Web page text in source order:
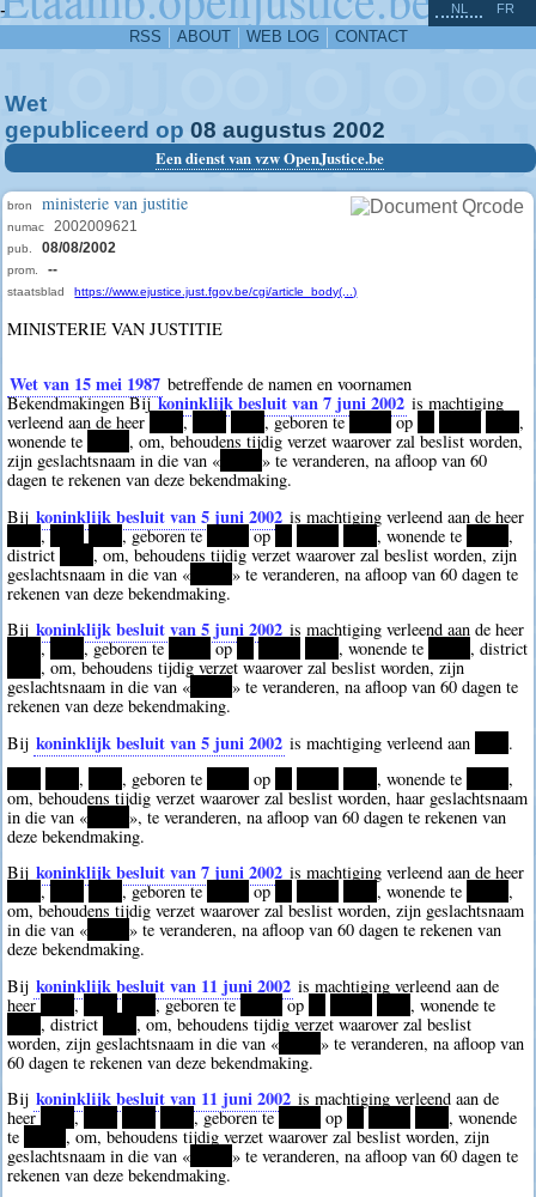
-
RSS ABOUT WEB LOG CONTACT
NL FR
Wet
gepubliceerd op 08 augustus 2002
Een dienst van vzw OpenJustice.be
bron ministerie van justitie
numac 2002009621
pub. 08/08/2002
prom. --
staatsblad https://www.ejustice.just.fgov.be/cgi/article_body(...)
MINISTERIE VAN JUSTITIE
Wet van 15 mei 1987 betreffende de namen en voornamen
Bekendmakingen Bijkoninklijk besluit van 7 juni 2002 is machtiging
verleend aan de heer
****, **** ****, geboren te *****op ****,
wonende te
*****, om, behoudens tijdig verzet waarover zal beslist worden,
zijn geslachtsnaam in die van « *****» te veranderen, na afloop van 60
dagen te rekenen van deze bekendmaking.
Bij koninklijk besluit van 5 juni 2002 is machtiging verleend aan de heer
, , geboren te op , wonende te
,
district ****, om, behoudens tijdig verzet waarover zal beslist worden, zijn
geslachtsnaam in die van « *****» te veranderen, na afloop van 60 dagen te
rekenen van deze bekendmaking.
Bij koninklijk besluit van 5 juni 2002 is machtiging verleend aan de heer
****, ****, geboren te op ****, wonende te *****, district
****, om, behoudens tijdig verzet waarover zal beslist worden, zijn
geslachtsnaam in die van « *****» te veranderen, na afloop van 60 dagen te
rekenen van deze bekendmaking.
Bij koninklijk besluit van 5 juni 2002 is machtiging verleend aan
.
****, ****, geboren te op ****, wonende te *****,
om, behoudens tijdig verzet waarover zal beslist worden, haar geslachtsnaam
in die van « *****», te veranderen, na afloop van 60 dagen te rekenen van
deze bekendmaking.
Bij koninklijk besluit van 7 juni 2002 is machtiging verleend aan de heer
****, ****, geboren te op ****, wonende te *****,
om, behoudens tijdig verzet waarover zal beslist worden, zijn geslachtsnaam
in die van « *****» te veranderen, na afloop van 60 dagen te rekenen van
deze bekendmaking.
Bij koninklijk besluit van 11 juni 2002 is machtiging verleend aan de
heer ****, **** ****, geboren te *****op
, wonende te
****, district ****, om, behoudens tijdig verzet waarover zal beslist
worden, zijn geslachtsnaam in die van « *****» te veranderen, na afloop van
60 dagen te rekenen van deze bekendmaking.
Bij koninklijk besluit van 11 juni 2002 is machtiging verleend aan de
heer ****, **** **** ****, geboren te op ****, wonende
te
*****, om, behoudens tijdig verzet waarover zal beslist worden, zijn
geslachtsnaam in die van « *****» te veranderen, na afloop van 60 dagen te
rekenen van deze bekendmaking.
^